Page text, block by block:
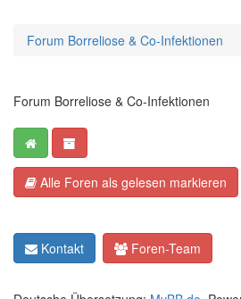
Forum Borreliose & Co-Infektionen
Forum Borreliose & Co-Infektionen
Alle Foren als gelesen markieren
Kontakt Foren-Team